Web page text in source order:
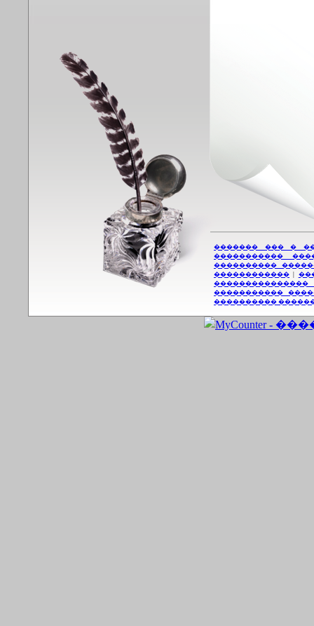
������� ��� �
�����������
����������
������������
�����������
����������